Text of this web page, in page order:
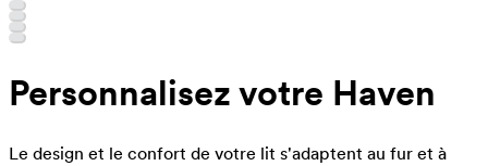
Personnalisez votre Haven
Le design et le confort de votre lit s'adaptent au fur et à